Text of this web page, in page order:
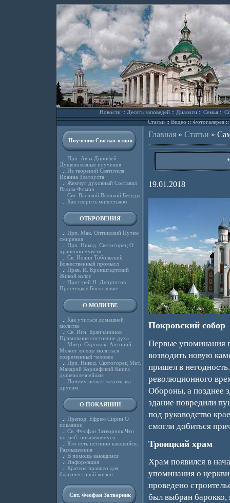
Новости::Десять заповедей::Диалоги::Семья::
Статьи::Видео ::Фотогалерея::
Поучения Святых отцов
.: Прп. Авва Дорофей
Душеполезные поучения
.: Из творений Святителя
Иоанна Златоуста
.: Жемчуг духовный Составил
Вадим Фомин
.: Свт. Василий Великий Беседы
.: Как творить милостыню
ОТКРОВЕНИЯ
.: Прп. Мак. Оптинский Путем
смирения
.: Прп. Никод. Святогорец О
хранении чувств
.: Св. Иоанн Тобольский
Божественный промысл
.: Прав. И. Кронштадтский
Живой колос
.: Прот-рей Н. Депутатов
Простецкое Богословие
О МОЛИТВЕ
.: Как учиться домашней
молитве
.: Св. Игн. Брянчанинов
Правильное состояние духа
.: Митр. Сурожск. Антоний
Может ли еще молиться
современный человек
.: Прп. Никод. Святогорец Мит.
Макарий Коринфский Книга
душеполезнейшая
.: Почему нельзя желать зла
другим
О ПОКАЯНИИ
.: Препод. Ефрем Сирин О
покаянии
.: Св. Феофан Затворник Что
потреб. покаявшемуся
.: Кто есть истинно кающийся.
Размышления
.: В помощь кающимся
.: Информация
.: Краткое правило для
благочестивой жизни
Свт. Феофан Затворник
Главная» Статьи »
19.01.2018
Покровский собор
Первые упоминания
возводить новую
пришел в
революционного
Обороны, а позднее
здание повредили
под руководство
смогли добиться
Троицкий храм
Храм появился в
упоминания о
проведено
был выбран барокко,